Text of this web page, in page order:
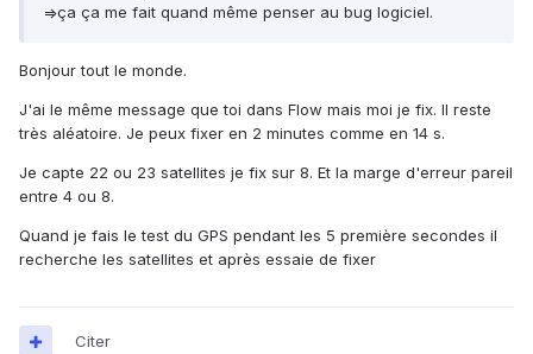
=>ça ça me fait quand même penser au bug logiciel.
Bonjour tout le monde.
J'ai le même message que toi dans Flow mais moi je fix. Il reste
très aléatoire. Je peux fixer en 2 minutes comme en 14 s.
Je capte 22 ou 23 satellites je fix sur 8. Et la marge d'erreur pareil
entre 4 ou 8.
Quand je fais le test du GPS pendant les 5 première secondes il
recherche les satellites et après essaie de fixer
Citer